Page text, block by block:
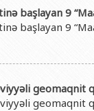
başlayan 9
başlayan 9
geomaqnit
geomaqnit